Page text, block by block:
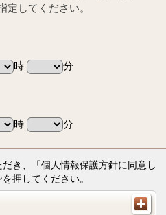
してください。
時
分
時 分
き、「個人情報保護方針に同意し
押してください。